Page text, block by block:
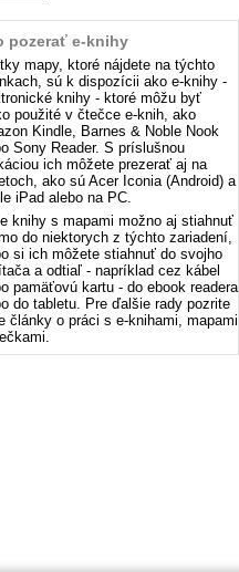
pozerať e-knihy
mapy, ktoré nájdete na týchto
sú k dispozícii ako e-knihy -
knihy - ktoré môžu byť
použité v čtečce e-knih, ako
Kindle, Barnes & Noble Nook
Sony Reader. S príslušnou
ich môžete prezerať aj na
ako sú Acer Iconia (Android) a
iPad alebo na PC.
knihy s mapami možno aj stiahnuť
do niektorych z týchto zariadení,
si ich môžete stiahnuť do svojho
a odtiaľ - napríklad cez kábel
pamäťovú kartu - do ebook readera
do tabletu. Pre ďalšie rady pozrite
články o práci s e-knihami, mapami